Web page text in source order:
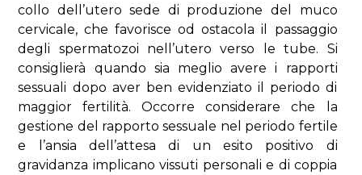
collo dell’utero sede di produzione del muco
cervicale, che favorisce od ostacola il passaggio
degli spermatozoi nell’utero verso le tube. Si
consiglierà quando sia meglio avere i rapporti
sessuali dopo aver ben evidenziato il periodo di
maggior fertilità. Occorre considerare che la
gestione del rapporto sessuale nel periodo fertile
e l’ansia dell’attesa di un esito positivo di
gravidanza implicano vissuti personali e di coppia